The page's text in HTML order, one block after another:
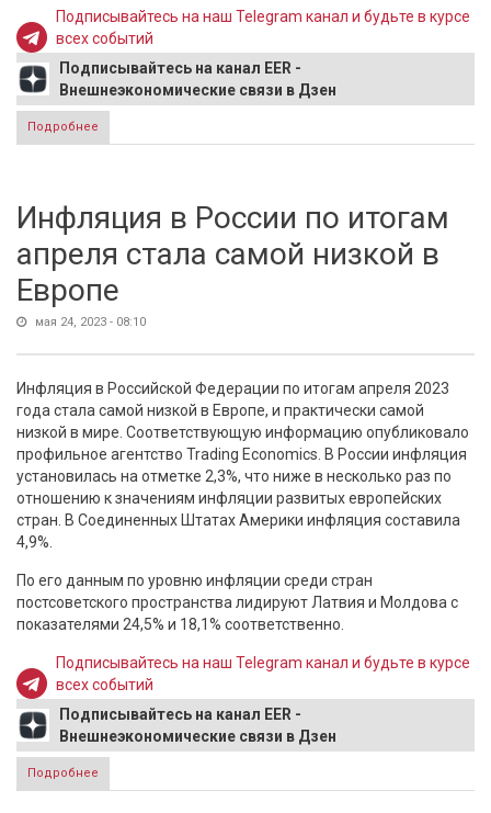
Подписывайтесь на наш Telegram канал и будьте в курсе
всех событий
Подписывайтесь на канал EER -
Внешнеэкономические связи в Дзен
Подробнее
Британию в критическое положение
Инфляция в России по итогам
апреля стала самой низкой в
Европе
мая 24, 2023 - 08:10
Инфляция в Российской Федерации по итогам апреля 2023
года стала самой низкой в Европе, и практически самой
низкой в мире. Соответствующую информацию опубликовало
профильное агентство Trading Economics. В России инфляция
установилась на отметке 2,3%, что ниже в несколько раз по
отношению к значениям инфляции развитых европейских
стран. В Соединенных Штатах Америки инфляция составила
4,9%.
По его данным по уровню инфляции среди стран
постсоветского пространства лидируют Латвия и Молдова с
показателями 24,5% и 18,1% соответственно.
Подписывайтесь на наш Telegram канал и будьте в курсе
всех событий
Подписывайтесь на канал EER -
Внешнеэкономические связи в Дзен
Подробнее
низкой в Европе